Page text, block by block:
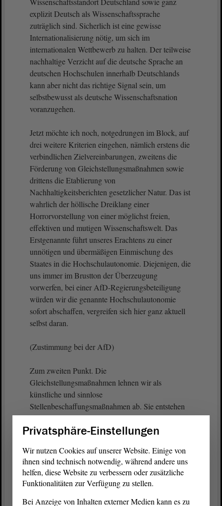
explizit Deutsch als Wissenschaftssprache
zuträglich sind. Sicherlich ist eine gewisse
Internationalisierung nötig, um sich im
internationalen Wettbewerb zu halten. Der teilweise
nachhaltige Verzicht auf die deutsche Sprache an
deutschen Hochschulen innerhalb Deutschlands
kann aber nicht das richtige Signal sein, um
selbstbewusst als deutsche Wissenschaftsnation
voranzugehen.
Jetzt möchte ich noch, notgedrungen im Block, auf
drei weitere Kriterien eingehen, nämlich erstens die
verbindlichen Zielvereinbarungen, zweitens die
Förderung von Gleichstellungsmaßnahmen sowie
drittens die Etablierung von
Nachhaltigkeitsberichten gesetzlicher Natur. Das ist
wahrlich der höllische Dreiklang einer
Horrorvorstellung von einer möglichst freien,
effektiven und mutigen Wissenschaftswelt. Das
Erstgenannte führt unseres Erachtens zu einer
unnötigen und übermäßigen Einmischung des
Staates in die Hochschulautonomie. Diejenigen, die
uns immer im Brustton der Überzeugung
vorwerfen, bei einer AfD-Regierungsbeteiligung
würden wir die genannte Hochschulautonomie
sofort abschaffen, vergreifen sich hier ganz aktuell
selbst daran.
(Zustimmung bei der AfD)
Zum zweiten Punkt. Die
Gleichstellungsmaßnahmen lehnen wir als
künstliche und sinnlose
Stellenbeschaffungsmaßnahmen ab. Sie entstehen
im Rahmen einer Ideologie, welche darauf abzielt,
eigenverantwortliche Gleichberechtigung freier
Zwangsmaßnahmen zu ersetzen. Das Ziel ist also
Ergebnisgleichheit statt Chancengleichheit. Sie
infantilisiert damit die ganze Gesellschaft und tut
rein gar nichts, um echten Benachteiligungen
entgegenzutreten, da Personen, die dort arbeiten,
Privatsphäre-Einstellungen
Wir nutzen Cookies auf unserer Website. Einige von
ihnen sind technisch notwendig, während andere uns
helfen, diese Website zu verbessern oder zusätzliche
Funktionalitäten zur Verfügung zu stellen.
Bei Anzeige von Inhalten externer Medien kann es zu